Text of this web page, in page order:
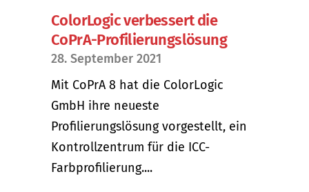
ColorLogic verbessert die
CoPrA-Profilierungslösung
28. September 2021
Mit CoPrA 8 hat die ColorLogic
GmbH ihre neueste
Profilierungslösung vorgestellt, ein
Kontrollzentrum für die ICC-
Farbprofilierung....